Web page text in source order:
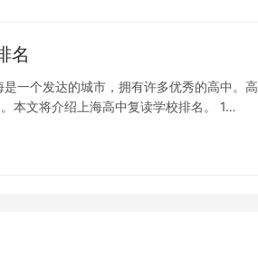
名
是一个发达的城市，拥有许多优秀的高中
本文将介绍上海高中复读学校排名。 1…